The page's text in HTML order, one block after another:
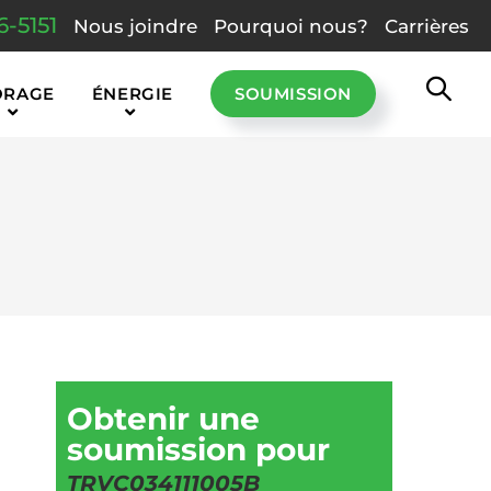
5151 Nous joindre Pourquoi nous? Carrières
ÉNERGIE SOUMISSION
Obtenir une
soumission pour
TRVC034111005B